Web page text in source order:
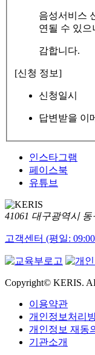
음성서비스
연될 수 있으
감합니다.
[신청 정보]
신청일시
답변받을 이
인스타그램
페이스북
유튜브
41061 대구광역시
고객센터 (평일:
Copyright© KERIS.
이용약관
개인정보처리
개인정보 재동
기관소개